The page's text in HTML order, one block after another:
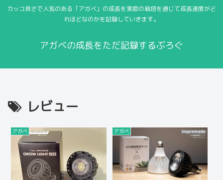
カッコ良さで人気のある「アガベ」の成長を実際の栽培を通じて成長速度がど
れほどなのかを記録していきます。
アガベの成長をただ記録するぶろぐ
レビュー
アガベ アガベ